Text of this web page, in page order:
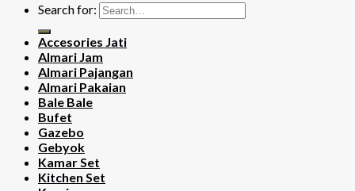
Search for:
Accesories Jati
Almari Jam
Almari Pajangan
Almari Pakaian
Bale Bale
Bufet
Gazebo
Gebyok
Kamar Set
Kitchen Set